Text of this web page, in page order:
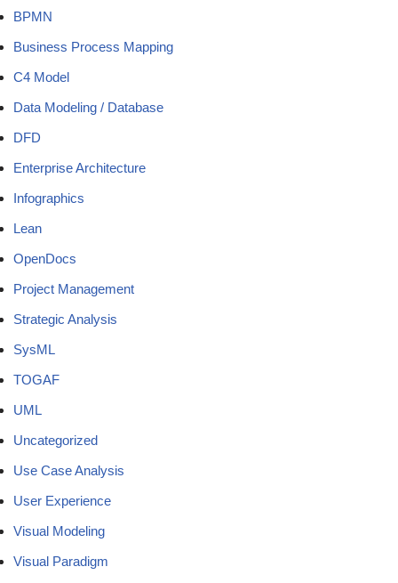
BPMN
Business Process Mapping
C4 Model
Data Modeling / Database
DFD
Enterprise Architecture
Infographics
Lean
OpenDocs
Project Management
Strategic Analysis
SysML
TOGAF
UML
Uncategorized
Use Case Analysis
User Experience
Visual Modeling
Visual Paradigm